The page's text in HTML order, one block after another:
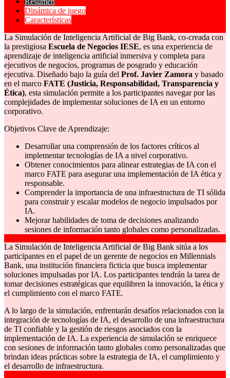
Dinámica de juego
Características
La Simulación de Inteligencia Artificial de Big Bank, co-creada con
la prestigiosa Escuela de Negocios IESE, es una experiencia de
aprendizaje de inteligencia artificial inmersiva y completa para
ejecutivos de negocios, programas de posgrado y educación
ejecutiva. Diseñado bajo la guía del Prof. Javier Zamora y basado
en el marco FATE (Justicia, Responsabilidad, Transparencia y
Ética), esta simulación permite a los participantes navegar por las
complejidades de implementar soluciones de IA en un entorno
corporativo.
Objetivos Clave de Aprendizaje:
Desarrollar una comprensión de los factores críticos al
implementar tecnologías de IA a nivel corporativo.
Obtener conocimientos para alinear estrategias de IA con el
marco FATE para asegurar una implementación de IA ética y
responsable.
Comprender la importancia de una infraestructura de TI sólida
para construir y escalar modelos de negocio impulsados por
IA.
Mejorar habilidades de toma de decisiones analizando
sesiones de información tanto globales como personalizadas.
La Simulación de Inteligencia Artificial de Big Bank sitúa a los
participantes en el papel de un gerente de negocios en Millennials
Bank, una institución financiera ficticia que busca implementar
soluciones impulsadas por IA. Los participantes tendrán la tarea de
tomar decisiones estratégicas que equilibren la innovación, la ética y
el cumplimiento con el marco FATE.
A lo largo de la simulación, enfrentarán desafíos relacionados con la
integración de tecnologías de IA, el desarrollo de una infraestructura
de TI confiable y la gestión de riesgos asociados con la
implementación de IA. La experiencia de simulación se enriquece
con sesiones de información tanto globales como personalizadas que
brindan ideas prácticas sobre la estrategia de IA, el cumplimiento y
el desarrollo de infraestructura.